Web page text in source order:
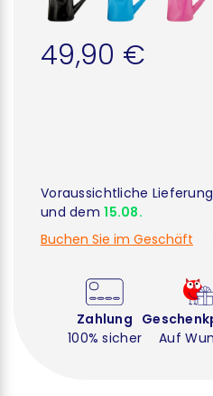
49,90 €
Voraussichtliche
und dem15.08.
Buchen Sie im Geschäft
Zahlung
100% sicher
Auf